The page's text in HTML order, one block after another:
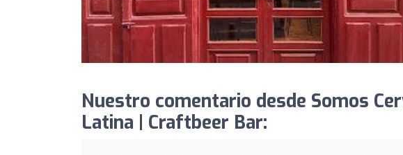
Nuestro comentario desde Somos
Latina | Craftbeer Bar: